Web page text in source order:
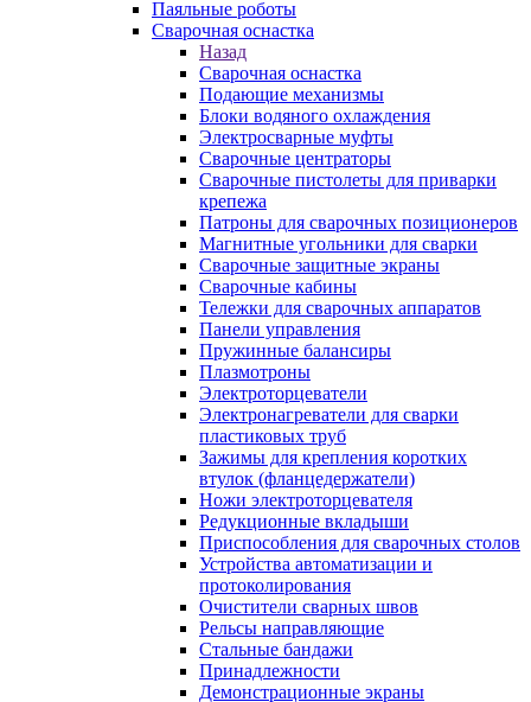
Паяльные роботы
Сварочная оснастка
Назад
Сварочная оснастка
Подающие механизмы
Блоки водяного охлаждения
Электросварные муфты
Сварочные центраторы
Сварочные пистолеты для приварки
крепежа
Патроны для сварочных позиционеров
Магнитные угольники для сварки
Сварочные защитные экраны
Сварочные кабины
Тележки для сварочных аппаратов
Панели управления
Пружинные балансиры
Плазмотроны
Электроторцеватели
Электронагреватели для сварки
пластиковых труб
Зажимы для крепления коротких
втулок (фланцедержатели)
Ножи электроторцевателя
Редукционные вкладыши
Приспособления для сварочных столов
Устройства автоматизации и
протоколирования
Очистители сварных швов
Рельсы направляющие
Стальные бандажи
Принадлежности
Демонстрационные экраны